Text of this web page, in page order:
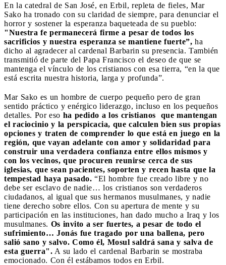
En la catedral de San José, en Erbil, repleta de fieles, Mar
Sako ha tronado con su claridad de siempre, para denunciar el
horror y sostener la esperanza baqueteada de su pueblo:
"Nuestra fe permanecerá firme a pesar de todos los
sacrificios y nuestra esperanza se mantiene fuerte”, ha
dicho al agradecer al cardenal Barbarin su presencia. También
transmitió de parte del Papa Francisco el deseo de que se
mantenga el vínculo de los cristianos con esa tierra, “en la que
está escrita nuestra historia, larga y profunda”.
Mar Sako es un hombre de cuerpo pequeño pero de gran
sentido práctico y enérgico liderazgo, incluso en los pequeños
detalles. Por eso ha pedido a los cristianos que mantengan
el raciocinio y la perspicacia, que calculen bien sus propias
opciones y traten de comprender lo que está en juego en la
región, que vayan adelante con amor y solidaridad para
construir una verdadera confianza entre ellos mismos y
con los vecinos, que procuren reunirse cerca de sus
iglesias, que sean pacientes, soporten y recen hasta que la
tempestad haya pasado. “El hombre fue creado libre y no
debe ser esclavo de nadie… los cristianos son verdaderos
ciudadanos, al igual que sus hermanos musulmanes, y nadie
tiene derecho sobre ellos. Con su apertura de mente y su
participación en las instituciones, han dado mucho a Iraq y los
musulmanes. Os invito a ser fuertes, a pesar de todo el
sufrimiento… Jonás fue tragado por una ballena, pero
salió sano y salvo. Como él, Mosul saldrá sana y salva de
esta guerra". A su lado el cardenal Barbarin se mostraba
emocionado. Con él estábamos todos en Erbil.